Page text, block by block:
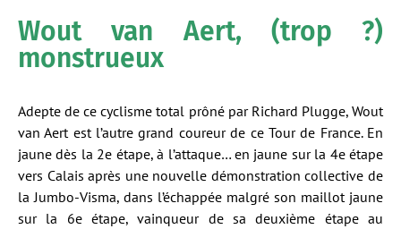
Wout van Aert, (trop ?)
monstrueux
Adepte de ce cyclisme total prôné par Richard Plugge, Wout
van Aert est l’autre grand coureur de ce Tour de France. En
jaune dès la 2e étape, à l’attaque… en jaune sur la 4e étape
vers Calais après une nouvelle démonstration collective de
la Jumbo-Visma, dans l’échappée malgré son maillot jaune
sur la 6e étape, vainqueur de sa deuxième étape au